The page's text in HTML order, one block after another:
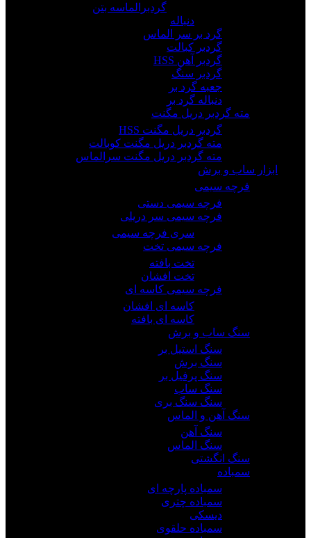
گردبرالماسه بتن
دنباله
گرد بر سر الماس
گردبر کبالت
گردبر آهن HSS
گردبر سنگ
جعبه گرد بر
دنباله گرد بر
مته گردبر دریل مگنت
گردبر دریل مگنت HSS
مته گردبر دریل مگنت کوبالت
مته گردبر دریل مگنت سرالماس
ابزار ساب و برش
فرچه سیمی
فرچه سیمی دستی
فرچه سیمی سر دریلی
سری فرچه سیمی
فرچه سیمی تخت
تخت بافته
تخت افشان
فرچه سیمی کاسه ای
کاسه ای افشان
کاسه ای بافته
سنگ ساب و برش
سنگ استیل بر
سنگ برش
سنگ پرفیل بر
سنگ ساب
سنگ سنگ بری
سنگ آهن و الماس
سنگ آهن
سنگ الماس
سنگ انگشتی
سمباده
سمباده پارچه ای
سمباده چتری
دیسکی
سمباده حلقوی